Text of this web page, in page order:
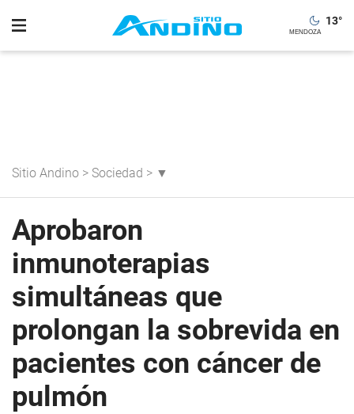
13°
Sitio Andino > Sociedad > ▼
Aprobaron
inmunoterapias
simultáneas que
prolongan la sobrevida en
pacientes con cáncer de
pulmón